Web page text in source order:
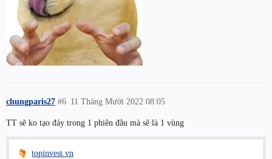
chungparis27 11 Tháng Mười 2022 08:05
#6
TT sẽ ko tạo đáy trong 1 phiên đâu mà sẽ là 1 vùng
topinvest.vn